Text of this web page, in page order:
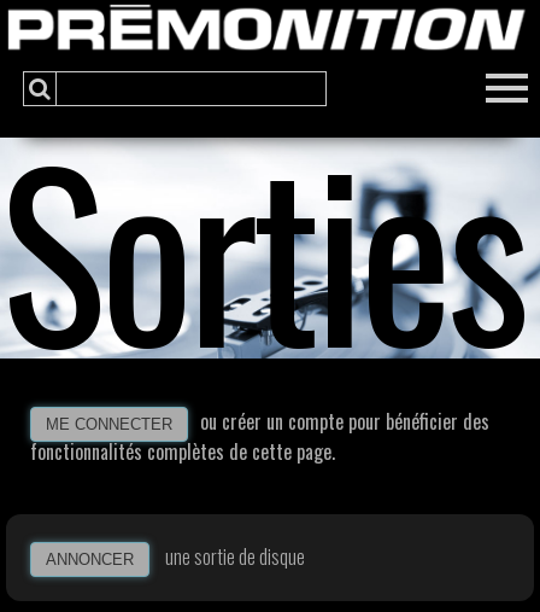
Sorties
ME CONNECTER
ou créer un compte pour bénéficier des
fonctionnalités complètes de cette page.
ANNONCER une sortie de disque